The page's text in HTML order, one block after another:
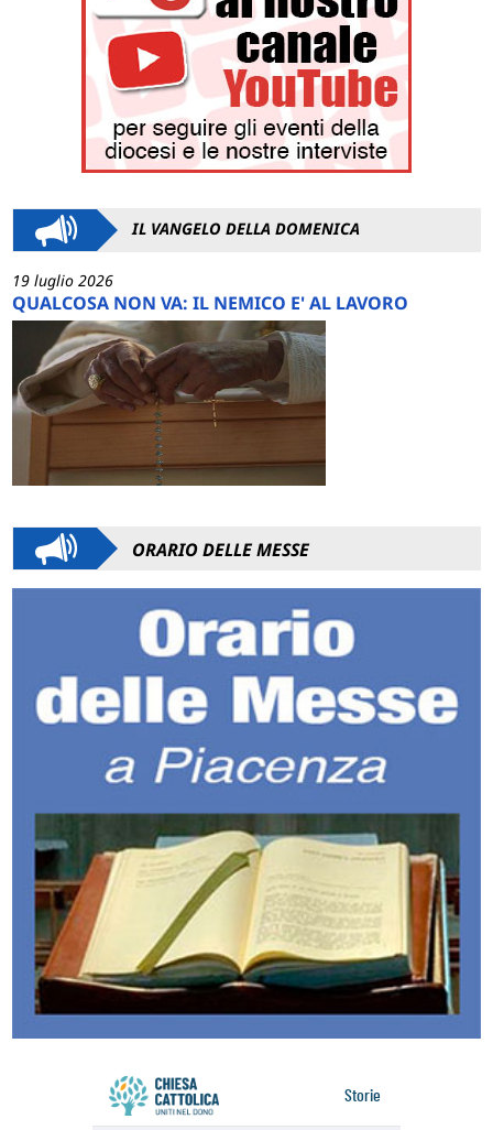
IL VANGELO DELLA DOMENICA
19 luglio 2026
QUALCOSA NON VA: IL NEMICO E' AL LAVORO
ORARIO DELLE MESSE